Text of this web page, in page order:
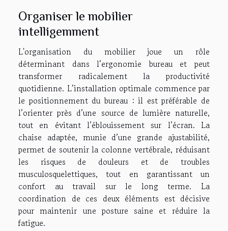
Organiser le mobilier
intelligemment
L'organisation du mobilier joue un rôle
déterminant dans l’ergonomie bureau et peut
transformer radicalement la productivité
quotidienne. L’installation optimale commence par
le positionnement du bureau : il est préférable de
l’orienter près d’une source de lumière naturelle,
tout en évitant l’éblouissement sur l’écran. La
chaise adaptée, munie d’une grande ajustabilité,
permet de soutenir la colonne vertébrale, réduisant
les risques de douleurs et de troubles
musculosquelettiques, tout en garantissant un
confort au travail sur le long terme. La
coordination de ces deux éléments est décisive
pour maintenir une posture saine et réduire la
fatigue.